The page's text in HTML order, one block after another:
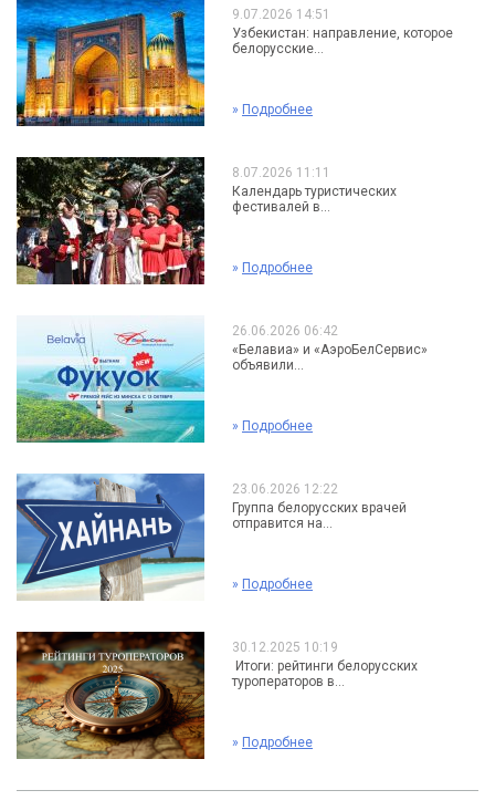
9.07.2026 14:51
Узбекистан: направление, которое
белорусские...
» Подробнее
8.07.2026 11:11
Календарь туристических
фестивалей в...
» Подробнее
26.06.2026 06:42
«Белавиа» и «АэроБелСервис»
объявили...
» Подробнее
23.06.2026 12:22
Группа белорусских врачей
отправится на...
» Подробнее
30.12.2025 10:19
Итоги: рейтинги белорусских
туроператоров в...
» Подробнее